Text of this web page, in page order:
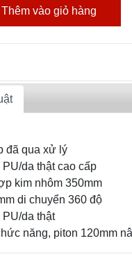
Thêm vào giỏ hàng
đã qua xử lý
PU/da thật cao cấp
kim nhôm 350mm
di chuyển 360 độ
PU/da thật
năng, piton 120mm